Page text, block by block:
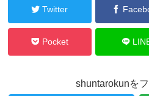
Twitter
Pocket
shuntarokunを